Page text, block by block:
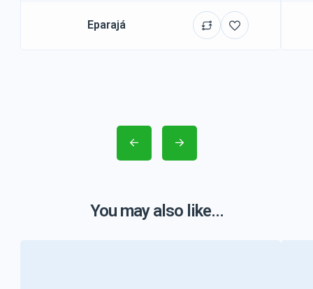
Eparajá
You may also like...